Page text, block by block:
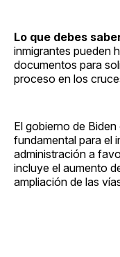
Lo que debes
inmigrantes pueden
documentos para
proceso en los
El gobierno de
fundamental para el
administración a
incluye el aumento
ampliación de las